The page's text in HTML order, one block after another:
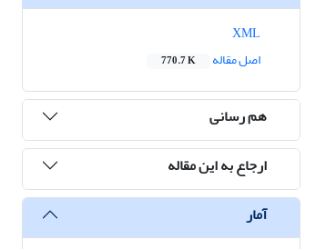
اصل مقاله
770.7 K
هم رسانی
ارجاع به این مقاله
آمار